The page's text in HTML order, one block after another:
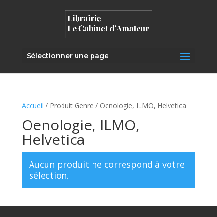
Sélectionner une page
Accueil / Produit Genre / Oenologie, ILMO, Helvetica
Oenologie, ILMO,
Helvetica
Aucun produit ne correspond à votre
sélection.